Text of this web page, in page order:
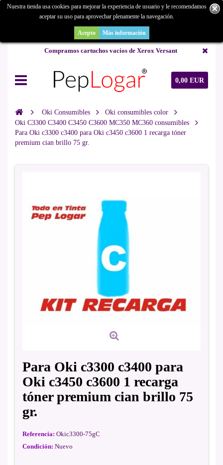
¿Buscas un repuesto de copiadora o buscas una de ocasión y no la
encuentras? Consúltanos.
Compramos cartuchos vacíos de Xerox Versant
0,00 EUR
Nuestra tienda usa cookies para mejorar la experiencia de usuario y le recomendamos
aceptar su uso para aprovechar plenamente la navegación.
Acepto Más información
Oki Consumibles
Oki consumibles color
Oki C3300 C3400 C3450 C3600 MC350 MC360 consumibles
Para Oki c3300 c3400 para Oki c3450 c3600 1 recarga tóner
premium cian brillo 75 gr.
Para Oki c3300 c3400 para
Oki c3450 c3600 1 recarga
tóner premium cian brillo 75
gr.
Referencia: Okic3300-75gC
Condición: Nuevo